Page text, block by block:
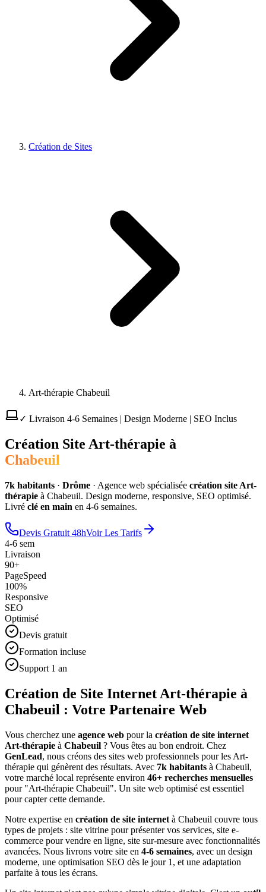
Création de Sites
Art-thérapie Chabeuil
✓ Livraison 4-6 Semaines | Design Moderne | SEO Inclus
Création Site Art-thérapie à
Chabeuil
7k habitants · Drôme · Agence web spécialisée création site Art-
thérapie à Chabeuil. Design moderne, responsive, SEO optimisé.
Livré clé en main en 4-6 semaines.
Devis Gratuit 48hVoir Les Tarifs
4-6 sem
Livraison
90+
PageSpeed
100%
Responsive
SEO
Optimisé
Devis gratuit
Formation incluse
Support 1 an
Création de Site Internet Art-thérapie à
Chabeuil : Votre Partenaire Web
Vous cherchez une agence web pour la création de site internet
Art-thérapie à Chabeuil ? Vous êtes au bon endroit. Chez
GenLead, nous créons des sites web professionnels pour les Art-
thérapie qui génèrent des résultats. Avec 7k habitants à Chabeuil,
votre marché local représente environ 46+ recherches mensuelles
pour "Art-thérapie Chabeuil". Un site web optimisé est essentiel
pour capter cette demande.
Notre expertise en création de site internet à Chabeuil couvre tous
types de projets : site vitrine pour présenter vos services, site e-
commerce pour vendre en ligne, site sur-mesure avec fonctionnalités
avancées. Nous livrons votre site en 4-6 semaines, avec un design
moderne, une optimisation SEO dès le jour 1, et une adaptation
parfaite à tous les écrans.